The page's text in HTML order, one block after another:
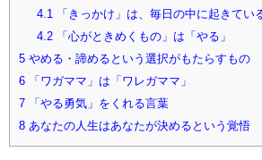
4.1「きっかけ」は、毎日の中に起きてい
4.2「心がときめくもの」は「やる」
5 やめる・諦めるという選択がもたらすもの
6 「ワガママ」は「ワレガママ」
7 「やる勇気」をくれる言葉
8 あなたの人生はあなたが決めるという覚悟